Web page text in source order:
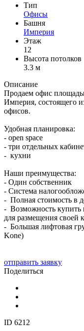
Тип
Офисы
Башня
Империя
Этаж
12
Высота потолков
3.3 м
Описание
Продаем офис
Империя, состоящего
офисов.
Удобная планировка:
- open space
- три отдельных
- кухни
Наши преимущества:
- Один собственник
- Система
- Полная стоимость в
- Возможность купить
для размещения своей
- Большая лифтовая
Kone)
отправить заявку
Поделиться
ID 6212